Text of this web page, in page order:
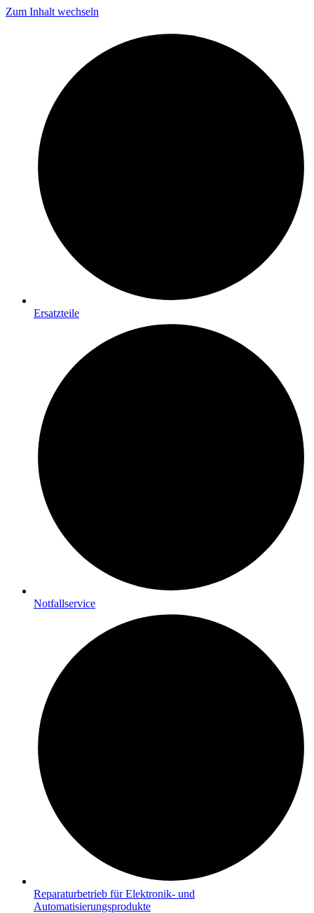
Zum Inhalt wechseln
Ersatzteile
Notfallservice
Reparaturbetrieb für Elektronik- und
Automatisierungsprodukte